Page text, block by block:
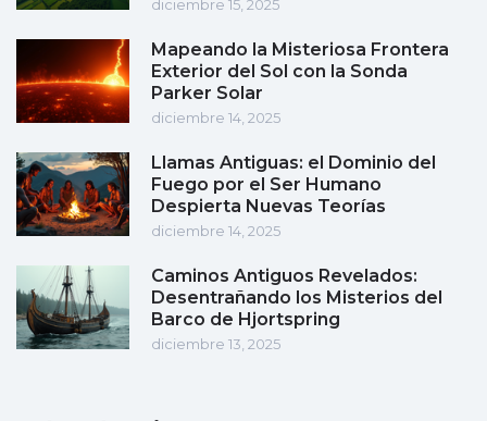
diciembre 15, 2025
Mapeando la Misteriosa Frontera
Exterior del Sol con la Sonda
Parker Solar
diciembre 14, 2025
Llamas Antiguas: el Dominio del
Fuego por el Ser Humano
Despierta Nuevas Teorías
diciembre 14, 2025
Caminos Antiguos Revelados:
Desentrañando los Misterios del
Barco de Hjortspring
diciembre 13, 2025